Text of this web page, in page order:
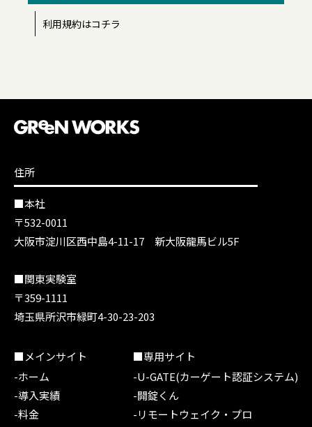
利用規約はコチラ
住所
■本社
〒532-0011
大阪市淀川区西中島4-11-17 新大阪龍馬ビル5F
■関東実験室
〒359-1111
埼玉県所沢市緑町4-30-23-203
■メインサイト
-ホーム
-導入実績
-料金
■専用サイト
-U-GATE(カーゲート認証システム)
-開錠くん
-リモートウェイク・プロ